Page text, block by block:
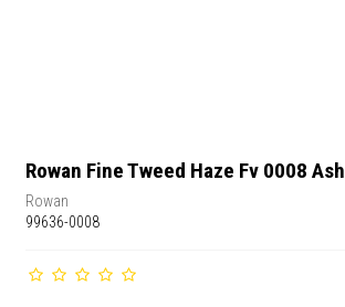
Rowan Fine Tweed Haze Fv 0008 Ash
Rowan
99636-0008